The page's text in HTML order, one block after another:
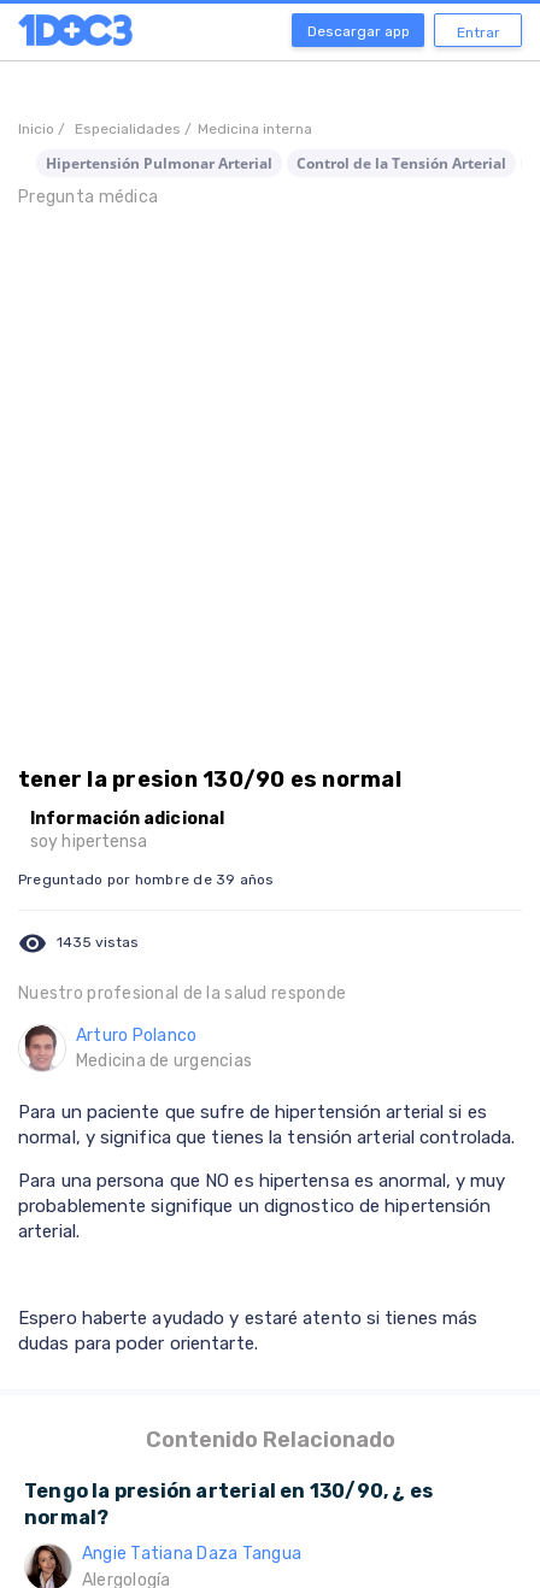
Descargar app Entrar
Inicio / Especialidades / Medicina interna
Hipertensión Pulmonar Arterial Control de la Tensión Arterial
Pregunta médica
tener la presion 130/90 es normal
Información adicional
soy hipertensa
Preguntado por hombre de 39 años
visibility 1435 vistas
Nuestro profesional de la salud responde
Arturo Polanco
Medicina de urgencias
Para un paciente que sufre de hipertensión arterial si es
normal, y significa que tienes la tensión arterial controlada.
Para una persona que NO es hipertensa es anormal, y muy
probablemente signifique un dignostico de hipertensión
arterial.
Espero haberte ayudado y estaré atento si tienes más
dudas para poder orientarte.
Contenido Relacionado
Tengo la presión arterial en 130/90, ¿ es
normal?
Angie Tatiana Daza Tangua
Alergología